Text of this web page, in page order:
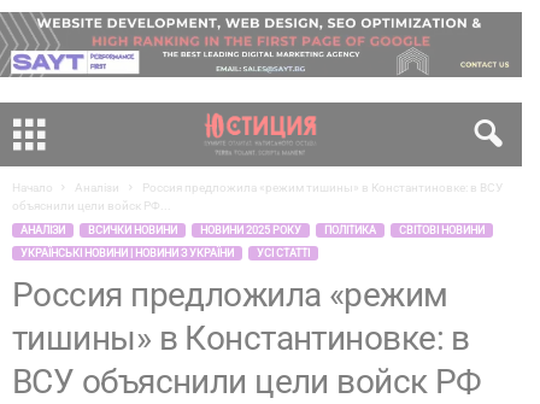
Начало Аналізи
Россия предложила «режим тишины» в Константиновке: в ВСУ
объяснили цели войск РФ...
АНАЛІЗИ ВСИЧКИ НОВИНИ НОВИНИ 2025 РОКУ ПОЛІТИКА
СВІТОВІ НОВИНИ
УКРАЇНСЬКІ НОВИНИ | НОВИНИ З УКРАЇНИ
УСІ СТАТТІ
Россия предложила «режим
тишины» в Константиновке: в
ВСУ объяснили цели войск РФ